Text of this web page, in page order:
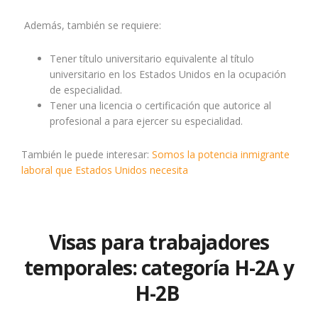
Además, también se requiere:
Tener título universitario equivalente al título
universitario en los Estados Unidos en la ocupación
de especialidad.
Tener una licencia o certificación que autorice al
profesional a para ejercer su especialidad.
También le puede interesar: Somos la potencia inmigrante
laboral que Estados Unidos necesita
Visas para trabajadores
temporales: categoría H-2A y
H-2B